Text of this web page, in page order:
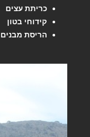
כריתת עצים
קידוחי בטון
הריסת מבנים